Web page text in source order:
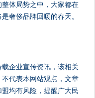
体局势之中，大家都在
奢侈品牌回暖的春天。
企业宣传资讯，该相关
代表本网站观点，文章
均有风险，提醒广大民